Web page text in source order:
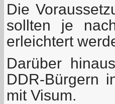
Die
sollten je
erleichtert
Darüber
DDR-Bürgern
mit Visum.